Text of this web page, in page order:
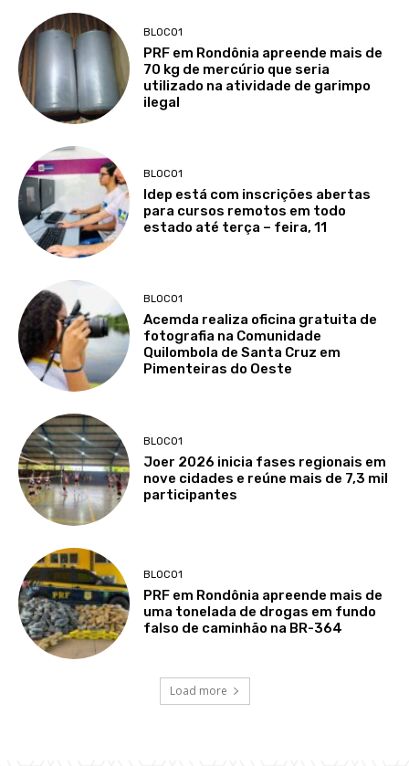
BLOCO1
PRF em Rondônia apreende mais de
70 kg de mercúrio que seria
utilizado na atividade de garimpo
ilegal
BLOCO1
Idep está com inscrições abertas
para cursos remotos em todo
estado até terça – feira, 11
BLOCO1
Acemda realiza oficina gratuita de
fotografia na Comunidade
Quilombola de Santa Cruz em
Pimenteiras do Oeste
BLOCO1
Joer 2026 inicia fases regionais em
nove cidades e reúne mais de 7,3 mil
participantes
BLOCO1
PRF em Rondônia apreende mais de
uma tonelada de drogas em fundo
falso de caminhão na BR-364
Load more